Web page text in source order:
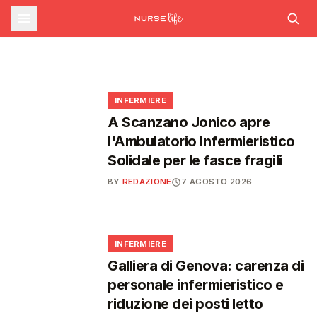
commissario per le scorte Covid,
liste d'attesa al Siveas e poteri
STUDENTI
Medicina, salgono a 27.000 i posti per il
Formazione ECM ad agosto: nuovi corsi su
rischio cardiovascolare e intelligenza
INFERMIERE
A Scanzano Jonico apre
l'Ambulatorio Infermieristico
Solidale per le fasce fragili
BY REDAZIONE 7 AGOSTO 2026
INFERMIERE
Galliera di Genova: carenza di
personale infermieristico e
riduzione dei posti letto